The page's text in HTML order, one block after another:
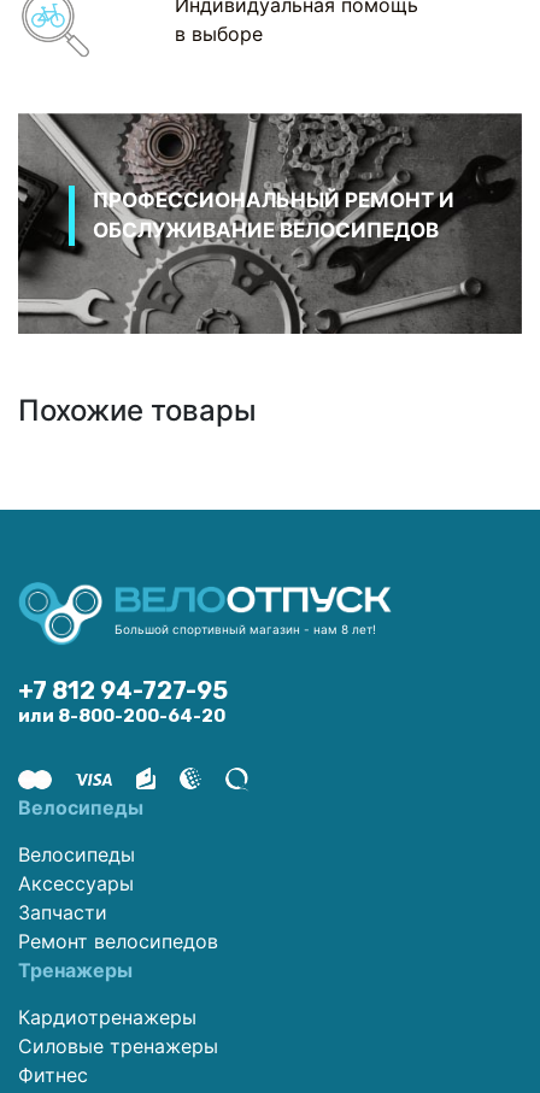
в выборе
ПРОФЕССИОНАЛЬНЫЙ РЕМОНТ И
ОБСЛУЖИВАНИЕ ВЕЛОСИПЕДОВ
Похожие товары
Большой спортивный магазин - нам 8 лет!
+7 812 94-727-95
или 8-800-200-64-20
Велосипеды
Велосипеды
Аксессуары
Запчасти
Ремонт велосипедов
Тренажеры
Кардиотренажеры
Силовые тренажеры
Фитнес